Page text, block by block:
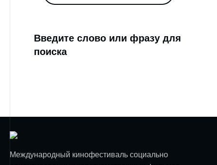
Введите слово или фразу для
поиска
Международный кинофестиваль социально